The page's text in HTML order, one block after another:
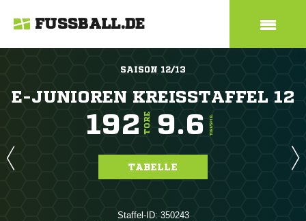
FUSSBALL.DE
SAISON 12/13
E-JUNIOREN KREISSTAFFEL 12
192 TORE 9.6 TORE/SPIEL
TABELLE
Staffel-ID: 350243